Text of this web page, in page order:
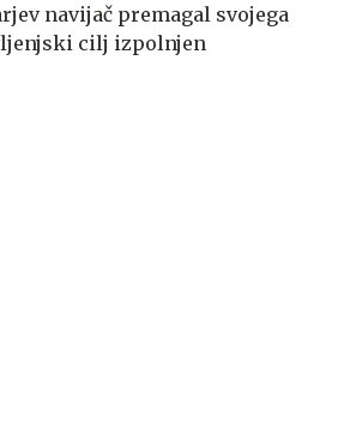
navijač premagal svojega
cilj izpolnjen